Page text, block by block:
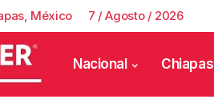
México 7 / Agosto / 2026
Nacional Chiapas